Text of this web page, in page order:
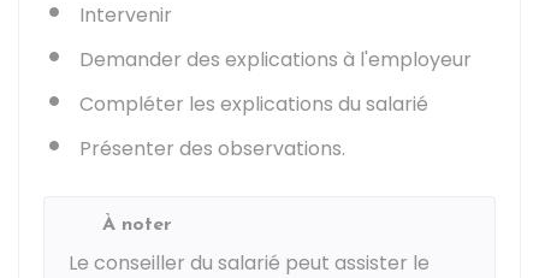
Intervenir
Demander des explications à l'employeur
Compléter les explications du salarié
Présenter des observations.
À noter
Le conseiller du salarié peut assister le